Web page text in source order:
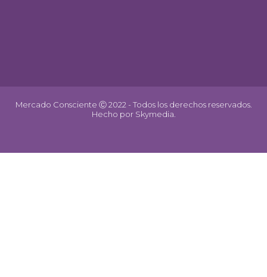
Mercado Consciente Ⓒ 2022 - Todos los derechos reservados.
Hecho por Skymedia.